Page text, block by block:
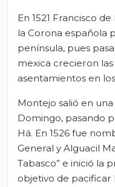
En 1521 Francisco
la Corona española
península, pues
mexica crecieron
asentamientos en
Montejo salió en
Domingo, pasando
Há. En 1526 fue
General y Alguacil
Tabasco” e inició la
objetivo de pacificar